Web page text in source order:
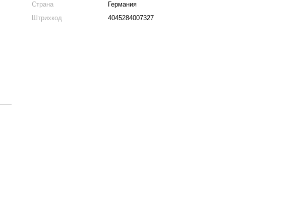
Страна
Германия
Штрихкод
4045284007327